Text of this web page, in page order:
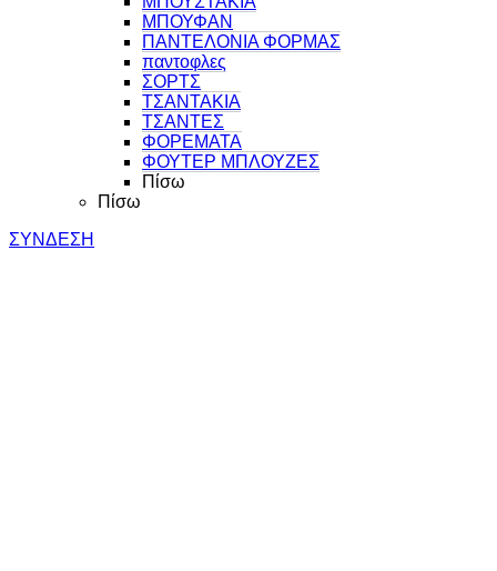
ΜΠΟΥΦΑΝ
ΠΑΝΤΕΛΟΝΙΑ ΦΟΡΜΑΣ
παντοφλες
ΣΟΡΤΣ
ΤΣΑΝΤΑΚΙΑ
ΤΣΑΝΤΕΣ
ΦΟΡΕΜΑΤΑ
ΦΟΥΤΕΡ ΜΠΛΟΥΖΕΣ
Πίσω
Πίσω
ΣΥΝΔΕΣΗ